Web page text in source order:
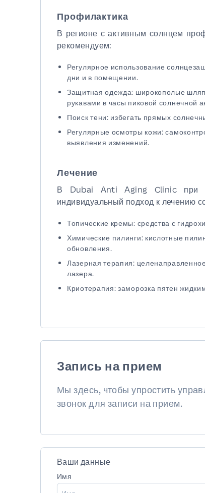
Профилактика
В регионе с активным солнцем
рекомендуем:
Регулярное использование
дни и в помещении.
Защитная одежда: широкополые
рукавами в часы пиковой солнечной
Поиск тени: избегать прямых
Регулярные осмотры кожи:
выявления изменений.
Лечение
В Dubai Anti Aging Clinic при
индивидуальный подход к лечению
Топические кремы: средства с
Химические пилинги: кислотные
обновления.
Лазерная терапия:
лазера.
Криотерапия: заморозка пятен
Запись на прием
Мы здесь, чтобы упростить
звонок для записи на прием.
Ваши данные
Имя